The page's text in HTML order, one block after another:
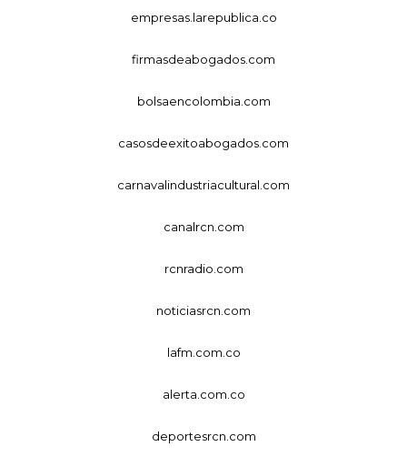
empresas.larepublica.co
firmasdeabogados.com
bolsaencolombia.com
casosdeexitoabogados.com
carnavalindustriacultural.com
canalrcn.com
rcnradio.com
noticiasrcn.com
lafm.com.co
alerta.com.co
deportesrcn.com